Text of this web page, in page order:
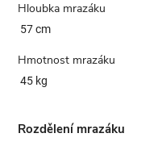
Hloubka mrazáku
57 cm
Hmotnost mrazáku
45 kg
Rozdělení mrazáku